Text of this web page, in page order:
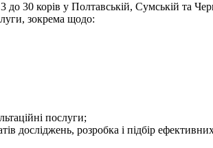
30 корів у Полтавській, Сумській та
зокрема щодо:
послуги;
досліджень, розробка і підбір